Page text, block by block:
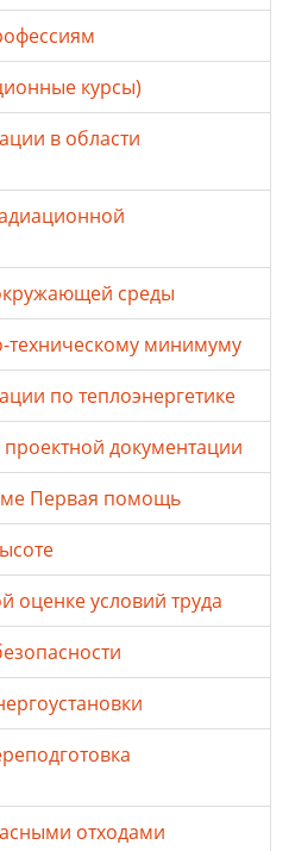
курсы)
в области
среды
минимуму
по теплоэнергетике
проектной документации
Первая помощь
оценке условий труда
отходами